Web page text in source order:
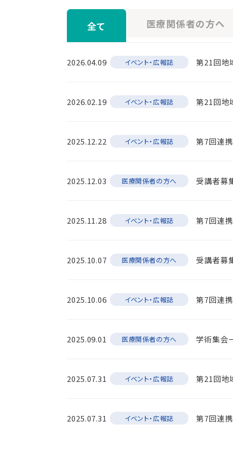
全て 医療関係者の方へ
2026.04.09 イベント・広報誌 第21回地
2026.02.19 イベント・広報誌 第21回地
2025.12.22 イベント・広報誌 第7回連
2025.12.03 医療関係者の方へ 受講者募
2025.11.28 イベント・広報誌 第7回連携
2025.10.07 医療関係者の方へ 受講者募
2025.10.06 イベント・広報誌 第7回連携
2025.09.01 医療関係者の方へ 学術集会
2025.07.31 イベント・広報誌 第21回地
2025.07.31 イベント・広報誌 第7回連携